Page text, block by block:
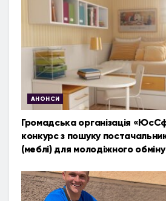
АНОНСИ
Громадська організація
конкурс з пошуку
(меблі) для молодіжного обміну